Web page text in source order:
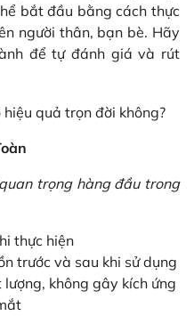
bắt đầu bằng cách thực
người thân, bạn bè. Hãy
để tự đánh giá và rút
trọng hàng đầu trong
thực hiện
trước và sau khi sử dụng
không gây kích ứng